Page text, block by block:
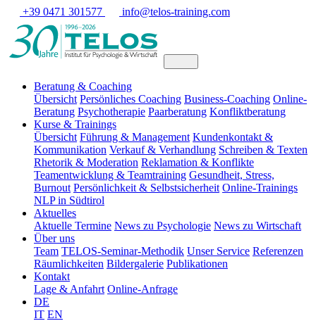
+39 0471 301577 info@telos-training.com
Beratung & Coaching
Übersicht Persönliches Coaching Business-Coaching Online-
Beratung Psychotherapie Paarberatung Konfliktberatung
Kurse & Trainings
Übersicht Führung & Management Kundenkontakt &
Kommunikation Verkauf & Verhandlung Schreiben & Texten
Rhetorik & Moderation Reklamation & Konflikte
Teamentwicklung & Teamtraining Gesundheit, Stress,
Burnout Persönlichkeit & Selbstsicherheit Online-Trainings
NLP in Südtirol
Aktuelles
Aktuelle Termine News zu Psychologie News zu Wirtschaft
Über uns
Team TELOS-Seminar-Methodik Unser Service Referenzen
Räumlichkeiten Bildergalerie Publikationen
Kontakt
Lage & Anfahrt Online-Anfrage
DE
IT EN